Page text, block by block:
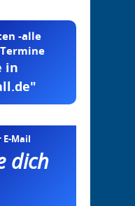
-alle
in
Mail
dich